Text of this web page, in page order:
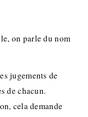
on parle du nom
jugements de
de chacun.
cela demande